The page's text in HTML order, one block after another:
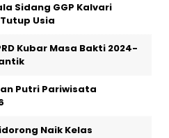
Sidang GGP Kalvari
Usia
Kubar Masa Bakti 2024-
Putri Pariwisata
Naik Kelas